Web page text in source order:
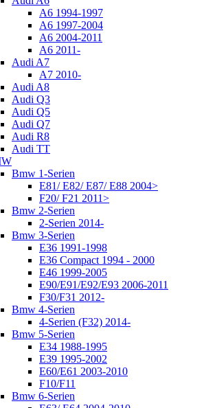
A6 1994-1997
A6 1997-2004
A6 2004-2011
A6 2011-
Audi A7
A7 2010-
Audi A8
Audi Q3
Audi Q5
Audi Q7
Audi R8
Audi TT
Bmw 1-Serien
E81/ E82/ E87/ E88 2004>
F20/ F21 2011>
Bmw 2-Serien
2-Serien 2014-
Bmw 3-Serien
E36 1991-1998
E36 Compact 1994 - 2000
E46 1999-2005
E90/E91/E92/E93 2006-2011
F30/F31 2012-
Bmw 4-Serien
4-Serien (F32) 2014-
Bmw 5-Serien
E34 1988-1995
E39 1995-2002
E60/E61 2003-2010
F10/F11
Bmw 6-Serien